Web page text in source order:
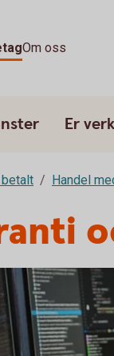
Om oss
Er
betalt Handel